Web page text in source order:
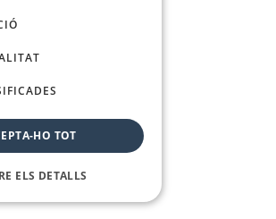
HO TOT
ELS DETALLS